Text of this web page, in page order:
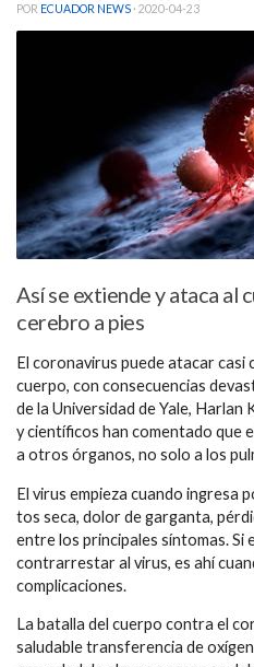
POR ECUADOR NEWS · 2020-04-23
Así se extiende y ataca al
cerebro a pies
El coronavirus puede atacar
cuerpo, con consecuencias
de la Universidad de Yale, Harlan
y científicos han comentado que
a otros órganos, no solo a los
El virus empieza cuando ingresa
tos seca, dolor de garganta,
entre los principales síntomas. Si
contrarrestar al virus, es ahí
complicaciones.
La batalla del cuerpo contra el
saludable transferencia de